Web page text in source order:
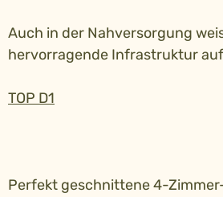
Auch in der Nahversorgung
hervorragende Infrastruktur
TOP D1
Perfekt geschnittene 4-